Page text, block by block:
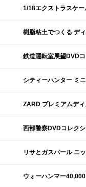
1/18エクストラスケ
樹脂粘土でつくる デ
鉄道運転室展望DVD
シティーハンター ミ
ZARD プレミアムデ
西部警察DVDコレク
リサとガスパール ニ
ウォーハンマー